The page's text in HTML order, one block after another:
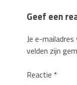
Geef een
Je e-
velden zijn
Reactie *